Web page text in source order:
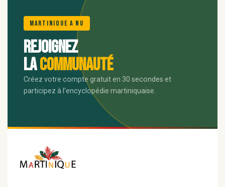
🌺
Martinique A Nu
Rejoignez
lacommunauté
Créez votre compte gratuit en 30 secondes et
participez à l'encyclopédie martiniquaise.